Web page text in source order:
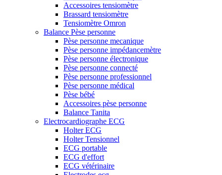
Accessoires tensiomètre
Brassard tensiomètre
Tensiomètre Omron
Balance Pèse personne
Pèse personne mecanique
Pèse personne impédancemètre
Pèse personne électronique
Pèse personne connecté
Pèse personne professionnel
Pèse personne médical
Pèse bébé
Accessoires pèse personne
Balance Tanita
Electrocardiographe ECG
Holter ECG
Holter Tensionnel
ECG portable
ECG d'effort
ECG vétérinaire